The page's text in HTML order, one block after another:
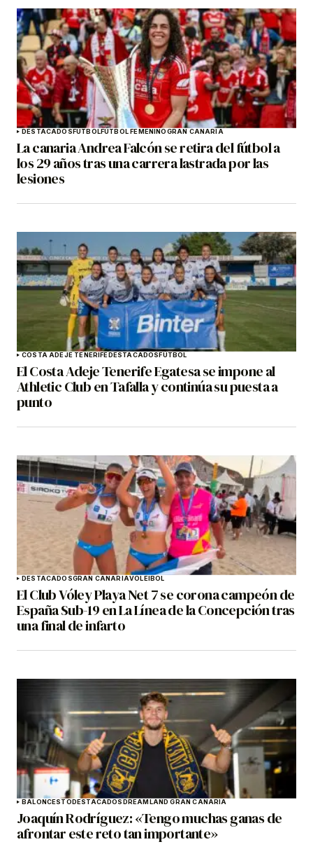
DESTACADOSFÚTBOLFÚTBOL FEMENINOGRAN CANARIA
La canaria Andrea Falcón se retira del fútbol a
los 29 años tras una carrera lastrada por las
lesiones
COSTA ADEJE TENERIFEDESTACADOSFÚTBOL
El Costa Adeje Tenerife Egatesa se impone al
Athletic Club en Tafalla y continúa su puesta a
punto
DESTACADOSGRAN CANARIAVOLEIBOL
El Club Vóley Playa Net 7 se corona campeón de
España Sub-19 en La Línea de la Concepción tras
una final de infarto
BALONCESTODESTACADOSDREAMLAND GRAN CANARIA
Joaquín Rodríguez: «Tengo muchas ganas de
afrontar este reto tan importante»